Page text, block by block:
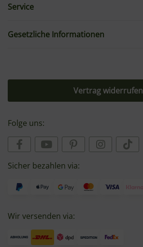
Service
Gesetzliche Informationen
Vertrag widerrufen
Folge uns:
Sicher bezahlen via:
Wir versenden via: